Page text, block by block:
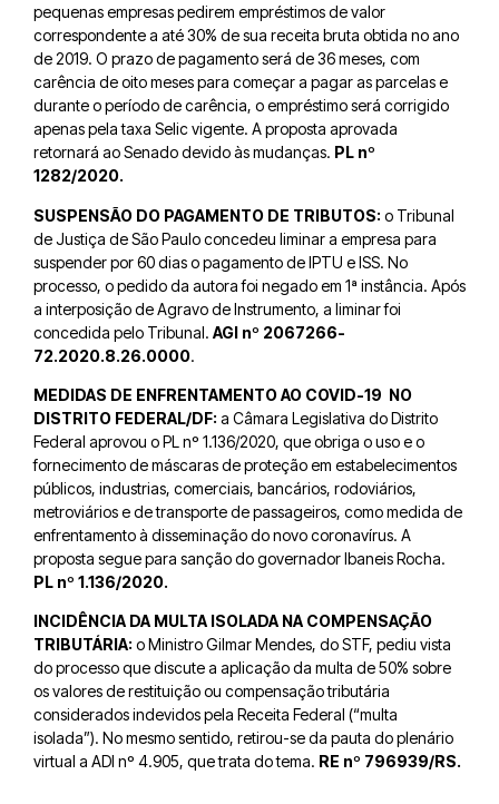
pequenas empresas pedirem empréstimos de valor
correspondente a até 30% de sua receita bruta obtida no ano
de 2019. O prazo de pagamento será de 36 meses, com
carência de oito meses para começar a pagar as parcelas e
durante o período de carência, o empréstimo será corrigido
apenas pela taxa Selic vigente. A proposta aprovada
retornará ao Senado devido às mudanças. PL nº
1282/2020.
SUSPENSÃO DO PAGAMENTO DE TRIBUTOS: o Tribunal
de Justiça de São Paulo concedeu liminar a empresa para
suspender por 60 dias o pagamento de IPTU e ISS. No
processo, o pedido da autora foi negado em 1ª instância. Após
a interposição de Agravo de Instrumento, a liminar foi
concedida pelo Tribunal. AGI nº 2067266-
72.2020.8.26.0000.
MEDIDAS DE ENFRENTAMENTO AO COVID-19 NO
DISTRITO FEDERAL/DF: a Câmara Legislativa do Distrito
Federal aprovou o PL nº 1.136/2020, que obriga o uso e o
fornecimento de máscaras de proteção em estabelecimentos
públicos, industrias, comerciais, bancários, rodoviários,
metroviários e de transporte de passageiros, como medida de
enfrentamento à disseminação do novo coronavírus. A
proposta segue para sanção do governador Ibaneis Rocha.
PL nº 1.136/2020.
INCIDÊNCIA DA MULTA ISOLADA NA COMPENSAÇÃO
TRIBUTÁRIA: o Ministro Gilmar Mendes, do STF, pediu vista
do processo que discute a aplicação da multa de 50% sobre
os valores de restituição ou compensação tributária
considerados indevidos pela Receita Federal (“multa
isolada”). No mesmo sentido, retirou-se da pauta do plenário
virtual a ADI nº 4.905, que trata do tema. RE nº 796939/RS.